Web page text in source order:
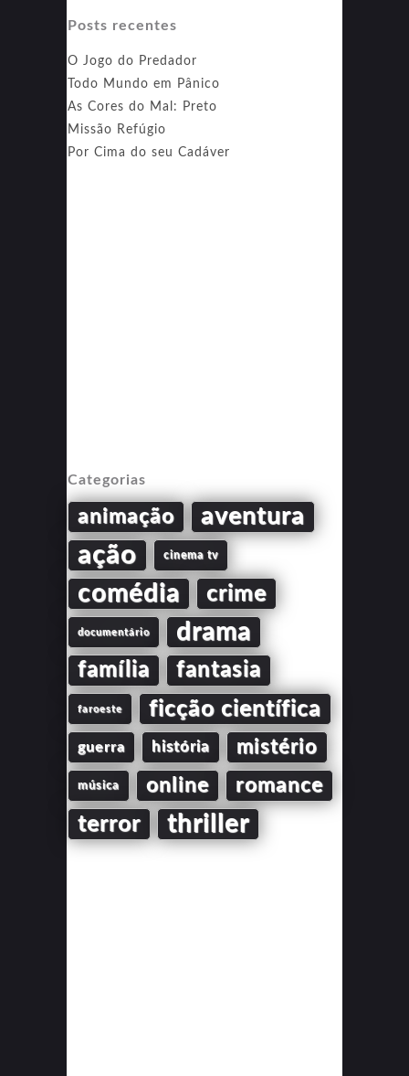
Posts recentes
O Jogo do Predador
Todo Mundo em Pânico
As Cores do Mal: Preto
Missão Refúgio
Por Cima do seu Cadáver
Categorias
animação aventura
ação cinema tv
comédia crime
documentário drama
família fantasia
faroeste ficção científica
guerra história mistério
música online romance
terror thriller